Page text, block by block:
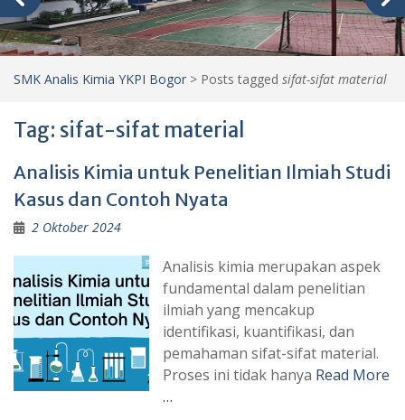
SMK Analis Kimia YKPI Bogor > Posts tagged sifat-sifat material
Tag: sifat-sifat material
Analisis Kimia untuk Penelitian Ilmiah Studi
Kasus dan Contoh Nyata
2 Oktober 2024
Analisis kimia merupakan aspek
fundamental dalam penelitian
ilmiah yang mencakup
identifikasi, kuantifikasi, dan
pemahaman sifat-sifat material.
Proses ini tidak hanya Read More
…